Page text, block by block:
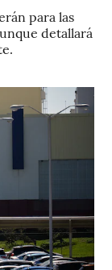
para las
detallará